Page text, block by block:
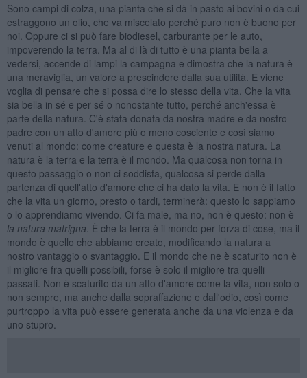
Sono campi di colza, una pianta che si dà in pasto ai bovini o da cui
estraggono un olio, che va miscelato perché puro non è buono per
noi. Oppure ci si può fare biodiesel, carburante per le auto,
impoverendo la terra. Ma al di là di tutto è una pianta bella a
vedersi, accende di lampi la campagna e dimostra che la natura è
una meraviglia, un valore a prescindere dalla sua utilità. E viene
voglia di pensare che si possa dire lo stesso della vita. Che la vita
sia bella in sé e per sé o nonostante tutto, perché anch'essa è
parte della natura. C'è stata donata da nostra madre e da nostro
padre con un atto d'amore più o meno cosciente e così siamo
venuti al mondo: come creature e questa è la nostra natura. La
natura è la terra e la terra è il mondo. Ma qualcosa non torna in
questo passaggio o non ci soddisfa, qualcosa si perde dalla
partenza di quell'atto d'amore che ci ha dato la vita. E non è il fatto
che la vita un giorno, presto o tardi, terminerà: questo lo sappiamo
o lo apprendiamo vivendo. Ci fa male, ma no, non è questo: non è
la natura matrigna . È che la terra è il mondo per forza di cose, ma il
mondo è quello che abbiamo creato, modificando la natura a
nostro vantaggio o svantaggio. E il mondo che ne è scaturito non è
il migliore fra quelli possibili, forse è solo il migliore tra quelli
passati. Non è scaturito da un atto d'amore come la vita, non solo o
non sempre, ma anche dalla sopraffazione e dall'odio, così come
purtroppo la vita può essere generata anche da una violenza e da
uno stupro.